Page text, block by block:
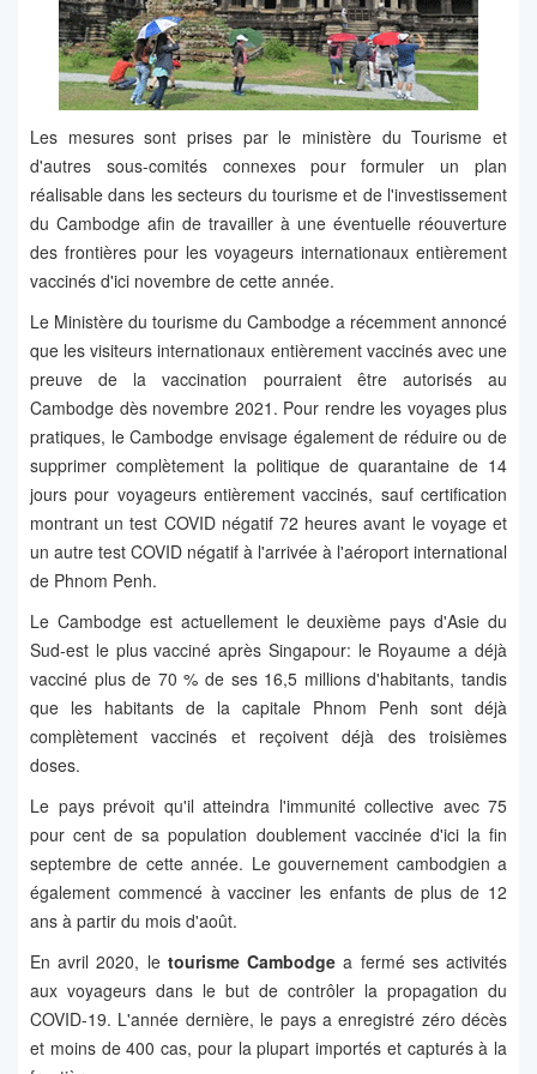
Les mesures sont prises par le ministère du Tourisme et
d'autres sous-comités connexes pour formuler un plan
réalisable dans les secteurs du tourisme et de l'investissement
du Cambodge afin de travailler à une éventuelle réouverture
des frontières pour les voyageurs internationaux entièrement
vaccinés d'ici novembre de cette année.
Le Ministère du tourisme du Cambodge a récemment annoncé
que les visiteurs internationaux entièrement vaccinés avec une
preuve de la vaccination pourraient être autorisés au
Cambodge dès novembre 2021. Pour rendre les voyages plus
pratiques, le Cambodge envisage également de réduire ou de
supprimer complètement la politique de quarantaine de 14
jours pour voyageurs entièrement vaccinés, sauf certification
montrant un test COVID négatif 72 heures avant le voyage et
un autre test COVID négatif à l'arrivée à l'aéroport international
de Phnom Penh.
Le Cambodge est actuellement le deuxième pays d'Asie du
Sud-est le plus vacciné après Singapour: le Royaume a déjà
vacciné plus de 70 % de ses 16,5 millions d'habitants, tandis
que les habitants de la capitale Phnom Penh sont déjà
complètement vaccinés et reçoivent déjà des troisièmes
doses.
Le pays prévoit qu'il atteindra l'immunité collective avec 75
pour cent de sa population doublement vaccinée d'ici la fin
septembre de cette année. Le gouvernement cambodgien a
également commencé à vacciner les enfants de plus de 12
ans à partir du mois d'août.
En avril 2020, le tourisme Cambodge a fermé ses activités
aux voyageurs dans le but de contrôler la propagation du
COVID-19. L'année dernière, le pays a enregistré zéro décès
et moins de 400 cas, pour la plupart importés et capturés à la